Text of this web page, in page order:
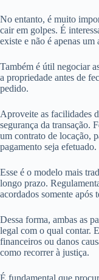
No entanto, é muito
cair em golpes. É
existe e não é apenas um
Também é útil negociar
a propriedade antes de
pedido.
Aproveite as facilidades
segurança da transação.
um contrato de locação,
pagamento seja efetuado.
Esse é o modelo mais
longo prazo.
acordados somente após
Dessa forma, ambas as
legal com o qual contar.
financeiros ou danos
como recorrer à justiça.